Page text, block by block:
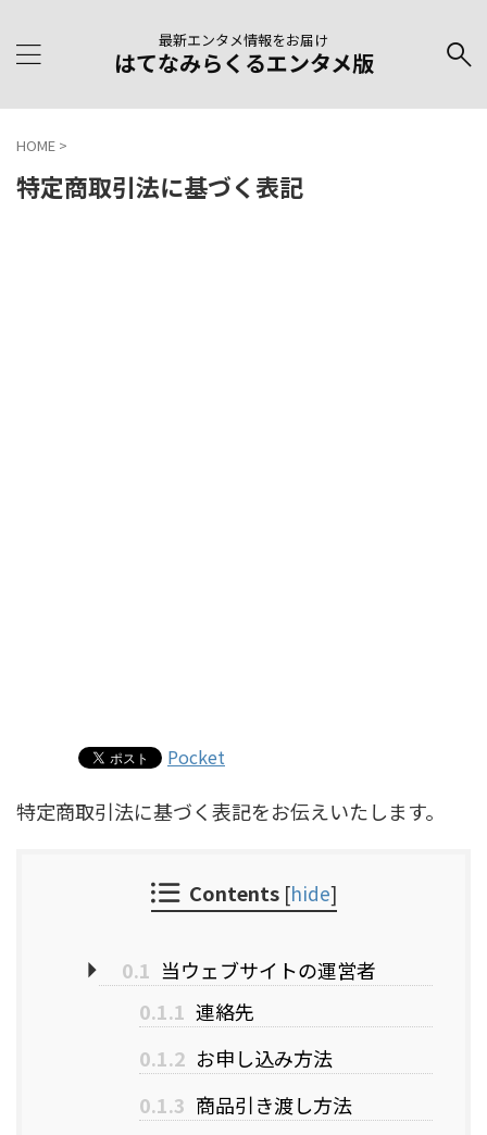
最新エンタメ情報をお届け
はてなみらくるエンタメ版
HOME >
特定商取引法に基づく表記
Pocket
特定商取引法に基づく表記をお伝えいたします。
Contents [hide]
0.1 当ウェブサイトの運営者
0.1.1 連絡先
0.1.2 お申し込み方法
0.1.3 商品引き渡し方法